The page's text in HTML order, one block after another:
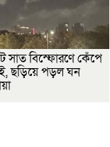
সাত বিস্ফোরণে কেঁপে
ছড়িয়ে পড়ল ঘন